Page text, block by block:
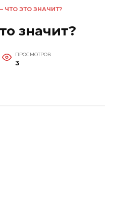
— ЧТО ЭТО ЗНАЧИТ?
значит?
ПРОСМОТРОВ
3